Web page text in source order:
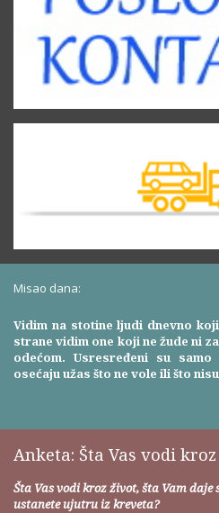
Misao dana:
Vidim na stotine ljudi dnevno
strane vidim one koji ne žude ni
odećom. Usresređeni su
osećaju užas što ne vole ili što
Anketa: Šta Vas vodi
Šta Vas vodi kroz život, šta Vam daje
ustanete ujutru iz kreveta?